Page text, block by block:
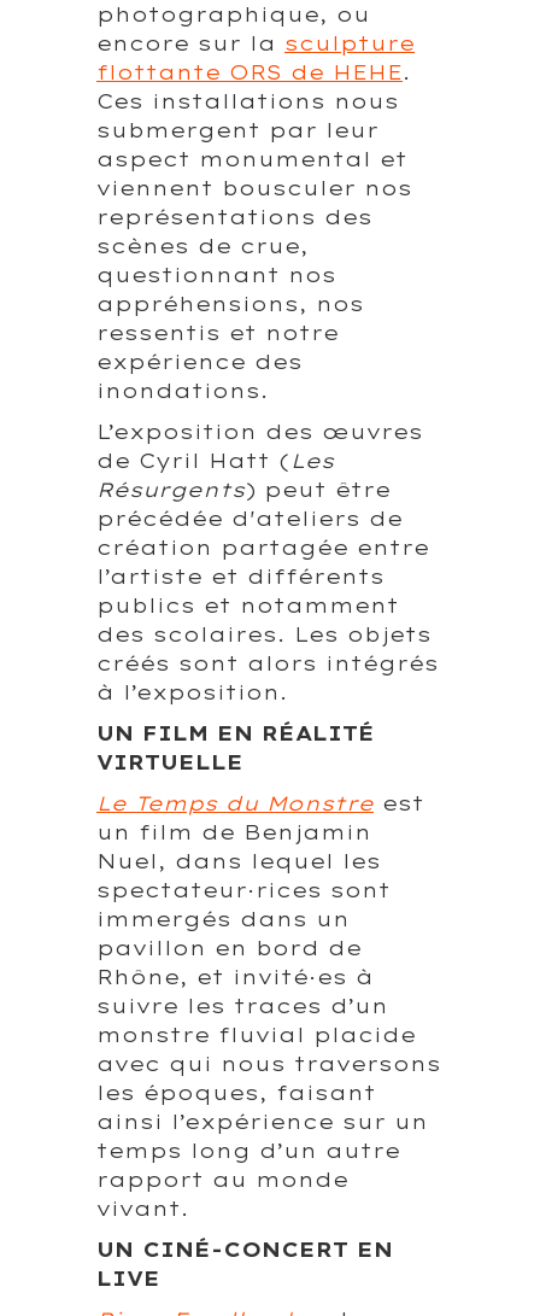
photographique, ou
encore sur la sculpture
flottante ORS de HEHE.
Ces installations nous
submergent par leur
aspect monumental et
viennent bousculer nos
représentations des
scènes de crue,
questionnant nos
appréhensions, nos
ressentis et notre
expérience des
inondations.
L’exposition des œuvres
de Cyril Hatt ( Les
Résurgents) peut être
précédée d'ateliers de
création partagée entre
l’artiste et différents
publics et notamment
des scolaires. Les objets
créés sont alors intégrés
à l’exposition.
UN FILM EN RÉALITÉ
VIRTUELLE
Le Temps du Monstre est
un film de Benjamin
Nuel, dans lequel les
spectateur·rices sont
immergés dans un
pavillon en bord de
Rhône, et invité·es à
suivre les traces d’un
monstre fluvial placide
avec qui nous traversons
les époques, faisant
ainsi l’expérience sur un
temps long d’un autre
rapport au monde
vivant.
UN CINÉ-CONCERT EN
LIVE